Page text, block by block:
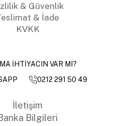
& Güvenlik
& İade
KVKK
İHTİYACIN VAR MI?
0212 291 50 49
İletişim
Bilgileri